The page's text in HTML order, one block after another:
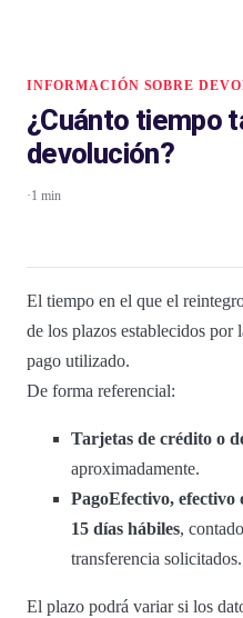
INFORMACIÓN SOBRE
¿Cuánto tiempo
devolución?
·1 min
El tiempo en el que el
de los plazos establecidos por
pago utilizado.
De forma referencial:
Tarjetas de crédito o
aproximadamente.
PagoEfectivo, efectivo
15 días hábiles,
transferencia solicitados.
El plazo podrá variar si los